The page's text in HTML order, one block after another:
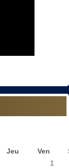
Jeu Ven
1